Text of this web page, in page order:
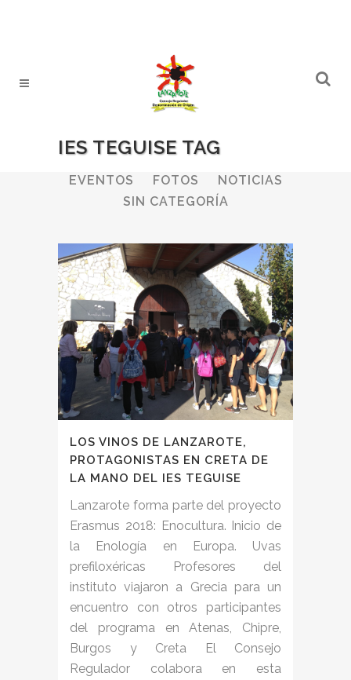
IES TEGUISE TAG
ALL BODEGAS
BOLETINES
EVENTOS
FOTOS
NOTICIAS
SIN CATEGORÍA
LOS VINOS DE LANZAROTE,
PROTAGONISTAS EN CRETA DE
LA MANO DEL IES TEGUISE
Lanzarote forma parte del proyecto
Erasmus 2018: Enocultura. Inicio de
la Enología en Europa. Uvas
prefiloxéricas Profesores del
instituto viajaron a Grecia para un
encuentro con otros participantes
del programa en Atenas, Chipre,
Burgos y Creta El Consejo
Regulador colabora en esta